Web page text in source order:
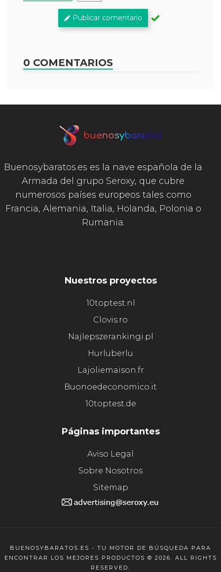
Publicar comentario
0 COMENTARIOS
Buenosybaratos.es es la nave española de la
Armada del grupo Seroxy, que cubre
numerosos países europeos tales como
Francia, Alemania, Italia, Holanda, Polonia o
Rumania.
Nuestros proyectos
10toptest.nl
Clovis.ro
Najlepszerankingi.pl
Hurluberlu
Lajoliemaison.fr
Buonoedeconomico.it
10toptest.de
Páginas importantes
Aviso Legal
Sobre Nosotros
Sitemap
BUENOSYBARATOS.ES - TU MOTOR DE BÚSQUEDA PARA
ENCONTRAR LOS MEJORES PRODUCTOS © 2026. ALL RIGHTS
RESERVED.